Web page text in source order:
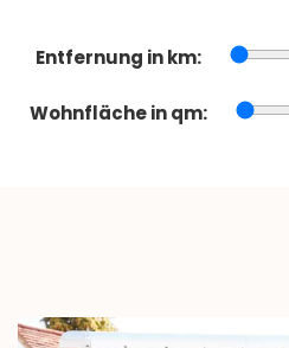
Entfernung in km:
Wohnfläche in qm: